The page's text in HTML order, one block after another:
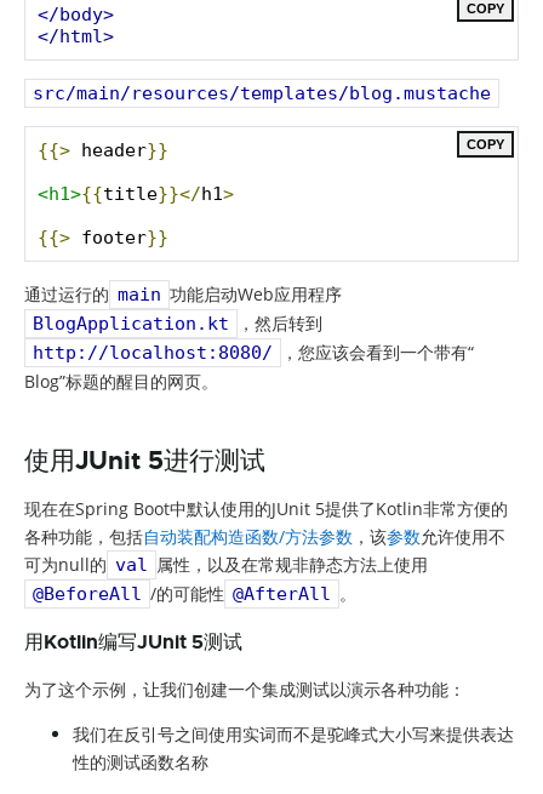
</body>
</html>
COPY
src/main/resources/templates/blog.mustache
{{> header}}
<h1>{{title}}</h1>
{{> footer}}
COPY
通过运行的 main 功能启动Web应用程序
BlogApplication.kt ，然后转到
http://localhost:8080/
，您应该会看到一个带有“
Blog”标题的醒目的网页。
使用JUnit 5进行测试
现在在Spring Boot中默认使用的JUnit 5提供了Kotlin非常方便的
各种功能，包括自动装配构造函数/方法参数 ，该参数允许使用不
可为null的 val 属性，以及在常规非静态方法上使用
@BeforeAll /的可能性 @AfterAll 。
用Kotlin编写JUnit 5测试
为了这个示例，让我们创建一个集成测试以演示各种功能：
我们在反引号之间使用实词而不是驼峰式大小写来提供表达
性的测试函数名称